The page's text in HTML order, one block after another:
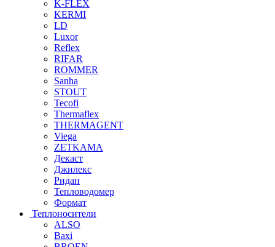
K-FLEX
KERMI
LD
Luxor
Reflex
RIFAR
ROMMER
Sanha
STOUT
Tecofi
Thermaflex
THERMAGENT
Viega
ZETKAMA
Декаст
Джилекс
Ридан
Тепловодомер
Формат
Теплоносители
ALSO
Baxi